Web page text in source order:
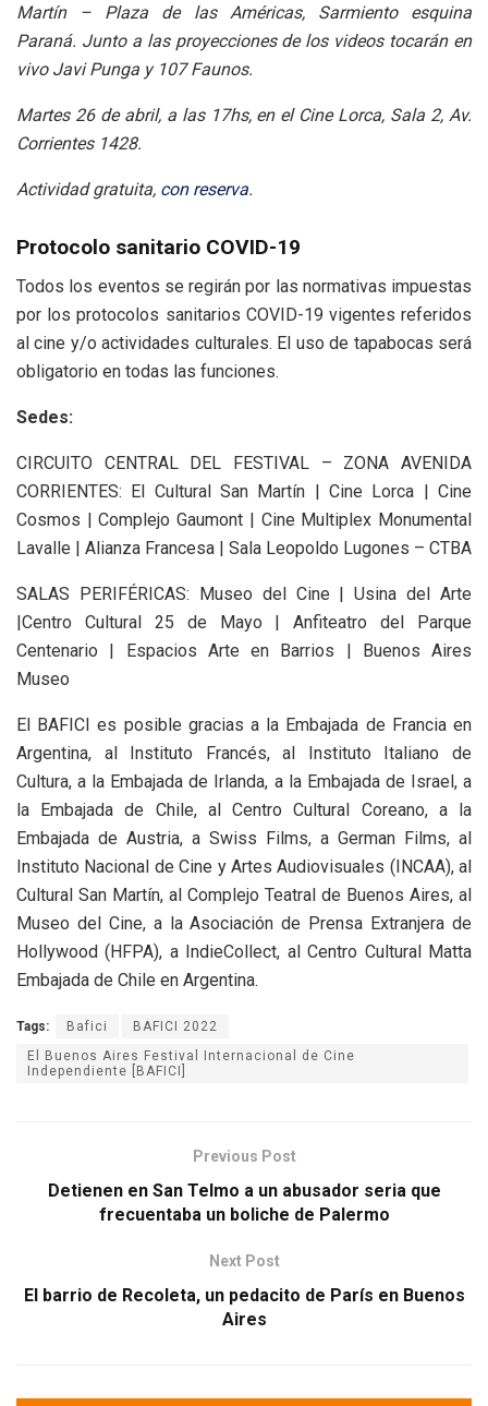
Martín – Plaza de las Américas, Sarmiento esquina
Paraná. Junto a las proyecciones de los videos tocarán en
vivo Javi Punga y 107 Faunos.
Martes 26 de abril, a las 17hs, en el Cine Lorca, Sala 2, Av.
Corrientes 1428.
Actividad gratuita, con reserva.
Protocolo sanitario COVID-19
Todos los eventos se regirán por las normativas impuestas
por los protocolos sanitarios COVID-19 vigentes referidos
al cine y/o actividades culturales. El uso de tapabocas será
obligatorio en todas las funciones.
Sedes:
CIRCUITO CENTRAL DEL FESTIVAL – ZONA AVENIDA
CORRIENTES: El Cultural San Martín | Cine Lorca | Cine
Cosmos | Complejo Gaumont | Cine Multiplex Monumental
Lavalle | Alianza Francesa | Sala Leopoldo Lugones – CTBA
SALAS PERIFÉRICAS: Museo del Cine | Usina del Arte
|Centro Cultural 25 de Mayo | Anfiteatro del Parque
Centenario | Espacios Arte en Barrios | Buenos Aires
Museo
El BAFICI es posible gracias a la Embajada de Francia en
Argentina, al Instituto Francés, al Instituto Italiano de
Cultura, a la Embajada de Irlanda, a la Embajada de Israel, a
la Embajada de Chile, al Centro Cultural Coreano, a la
Embajada de Austria, a Swiss Films, a German Films, al
Instituto Nacional de Cine y Artes Audiovisuales (INCAA), al
Cultural San Martín, al Complejo Teatral de Buenos Aires, al
Museo del Cine, a la Asociación de Prensa Extranjera de
Hollywood (HFPA), a IndieCollect, al Centro Cultural Matta
Embajada de Chile en Argentina.
Tags: Bafici
BAFICI 2022
El Buenos Aires Festival Internacional de Cine
Independiente [BAFICI]
Previous Post
Detienen en San Telmo a un abusador seria que
frecuentaba un boliche de Palermo
Next Post
El barrio de Recoleta, un pedacito de París en Buenos
Aires